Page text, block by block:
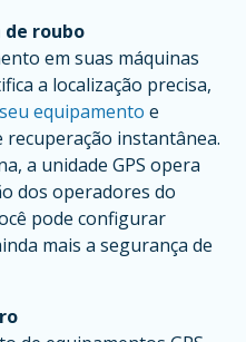
de roubo
em suas máquinas
a localização precisa,
equipamento e
recuperação instantânea.
a unidade GPS opera
dos operadores do
pode configurar
mais a segurança de